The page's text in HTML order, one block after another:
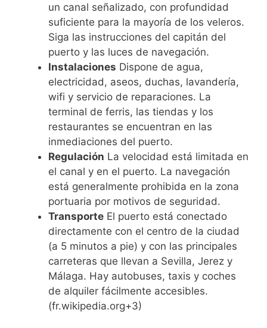
un canal señalizado, con profundidad
suficiente para la mayoría de los veleros.
Siga las instrucciones del capitán del
puerto y las luces de navegación.
Instalaciones Dispone de agua,
electricidad, aseos, duchas, lavandería,
wifi y servicio de reparaciones. La
terminal de ferris, las tiendas y los
restaurantes se encuentran en las
inmediaciones del puerto.
Regulación La velocidad está limitada en
el canal y en el puerto. La navegación
está generalmente prohibida en la zona
portuaria por motivos de seguridad.
Transporte El puerto está conectado
directamente con el centro de la ciudad
(a 5 minutos a pie) y con las principales
carreteras que llevan a Sevilla, Jerez y
Málaga. Hay autobuses, taxis y coches
de alquiler fácilmente accesibles.
(fr.wikipedia.org+3)